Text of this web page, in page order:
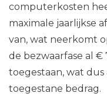
computerkosten
maximale jaarlijkse
van, wat neerkomt
de bezwaarfase al €
toegestaan, wat
toegestane bedrag.